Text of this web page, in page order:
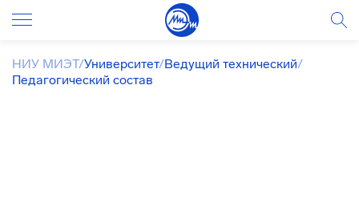
НИУ МИЭТ/Университет/Ведущий технический/
Педагогический состав